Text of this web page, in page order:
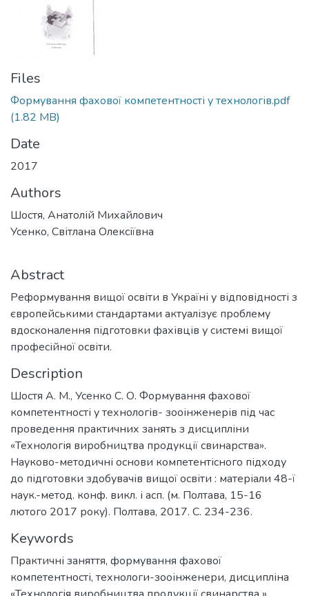
Files
Формування фахової компетентності у технологів.pdf
(1.82 MB)
Date
2017
Authors
Шостя, Анатолій Михайлович
Усенко, Світлана Олексіївна
Abstract
Реформування вищої освіти в Україні у відповідності з
європейськими стандартами актуалізує проблему
вдосконалення підготовки фахівців у системі вищої
професійної освіти.
Description
Шостя А. М., Усенко С. О. Формування фахової
компетентності у технологів- зооінженерів під час
проведення практичних занять з дисципліни
«Технологія виробництва продукції свинарства».
Науково-методичні основи компетентісного підходу
до підготовки здобувачів вищої освіти : матеріали 48-ї
наук.-метод. конф. викл. і асп. (м. Полтава, 15-16
лютого 2017 року). Полтава, 2017. С. 234-236.
Keywords
Практичні заняття, формування фахової
компетентності, технологи-зооінженери, дисципліна